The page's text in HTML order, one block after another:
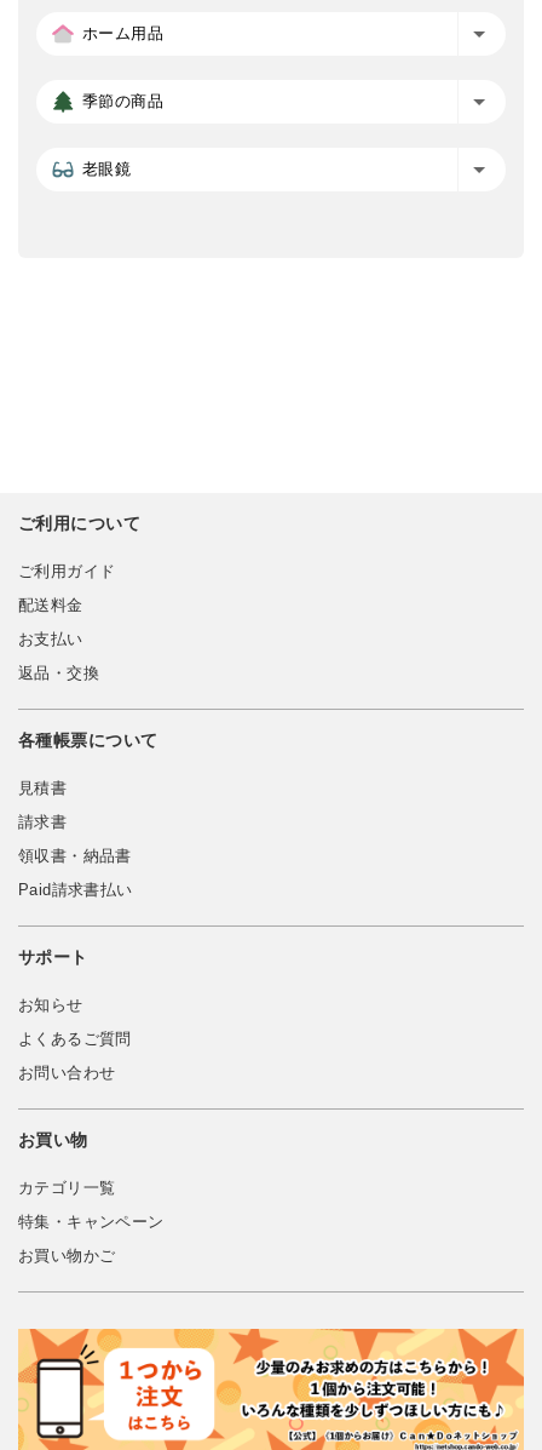
ホーム用品
季節の商品
老眼鏡
ご利用について
ご利用ガイド
配送料金
お支払い
返品・交換
各種帳票について
見積書
請求書
領収書・納品書
Paid請求書払い
サポート
お知らせ
よくあるご質問
お問い合わせ
お買い物
カテゴリ一覧
特集・キャンペーン
お買い物かご